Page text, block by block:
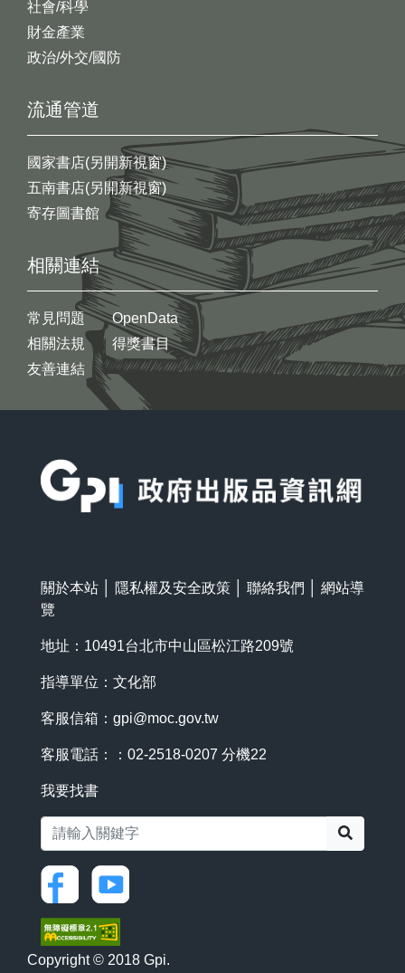
社會/科學
財金產業
政治/外交/國防
流通管道
國家書店(另開新視窗)
五南書店(另開新視窗)
寄存圖書館
相關連結
常見問題
相關法規
友善連結
OpenData
得獎書目
關於本站 隱私權及安全政策 聯絡我們
網站導
覽
地址：10491台北市中山區松江路209號
指導單位：文化部
客服信箱： gpi@moc.gov.tw
客服電話：：02-2518-0207 分機22
我要找書
Copyright © 2018 Gpi.